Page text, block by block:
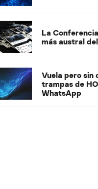
La
más austral
Vuela pero sin
trampas de
WhatsApp